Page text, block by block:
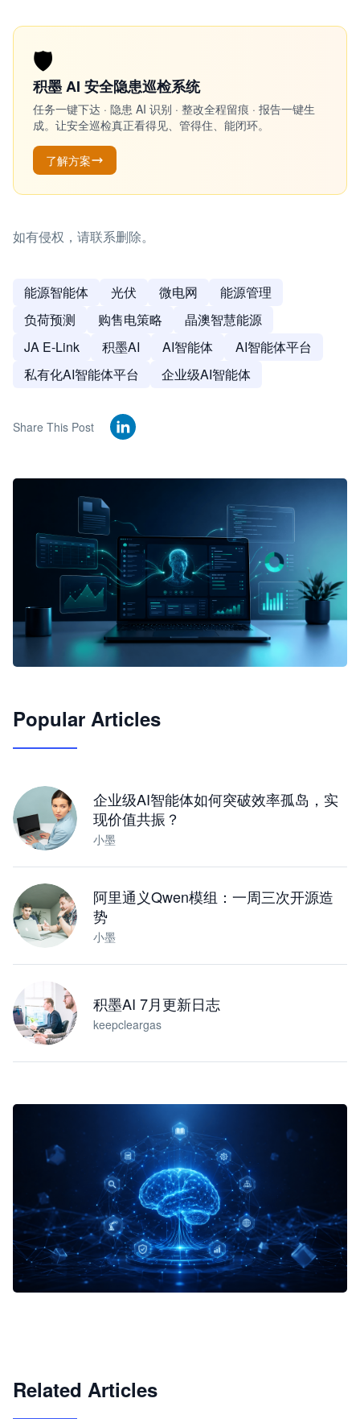
🛡️
积墨 AI 安全隐患巡检系统
任务一键下达 · 隐患 AI 识别 · 整改全程留痕 · 报告一键生
成。让安全巡检真正看得见、管得住、能闭环。
了解方案
如有侵权，请联系删除。
能源智能体 光伏 微电网
能源管理
负荷预测
购售电策略
晶澳智慧能源
JA E-Link
积墨AI AI智能体
AI智能体平台
私有化AI智能体平台
企业级AI智能体
Share This Post
JimoClaw 桌面 AI Agent 工作台
Popular Articles
企业级AI智能体如何突破效率孤岛，实
现价值共振？
小墨
阿里通义Qwen模组：一周三次开源造
势
小墨
积墨AI 7月更新日志
keepcleargas
Related Articles